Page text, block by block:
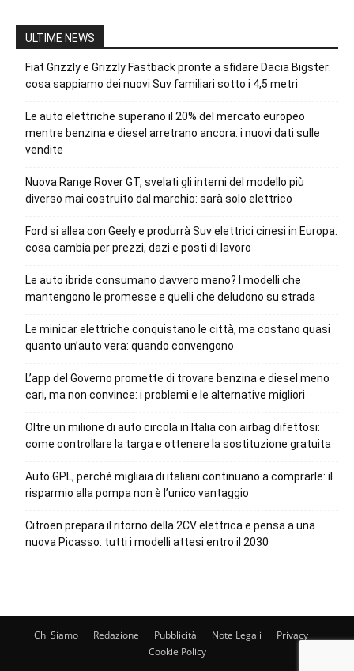
ULTIME NEWS
Fiat Grizzly e Grizzly Fastback pronte a sfidare Dacia Bigster:
cosa sappiamo dei nuovi Suv familiari sotto i 4,5 metri
Le auto elettriche superano il 20% del mercato europeo
mentre benzina e diesel arretrano ancora: i nuovi dati sulle
vendite
Nuova Range Rover GT, svelati gli interni del modello più
diverso mai costruito dal marchio: sarà solo elettrico
Ford si allea con Geely e produrrà Suv elettrici cinesi in Europa:
cosa cambia per prezzi, dazi e posti di lavoro
Le auto ibride consumano davvero meno? I modelli che
mantengono le promesse e quelli che deludono su strada
Le minicar elettriche conquistano le città, ma costano quasi
quanto un’auto vera: quando convengono
L’app del Governo promette di trovare benzina e diesel meno
cari, ma non convince: i problemi e le alternative migliori
Oltre un milione di auto circola in Italia con airbag difettosi:
come controllare la targa e ottenere la sostituzione gratuita
Auto GPL, perché migliaia di italiani continuano a comprarle: il
risparmio alla pompa non è l’unico vantaggio
Citroën prepara il ritorno della 2CV elettrica e pensa a una
nuova Picasso: tutti i modelli attesi entro il 2030
Chi Siamo Redazione Pubblicità Note Legali
Privacy
Cookie Policy